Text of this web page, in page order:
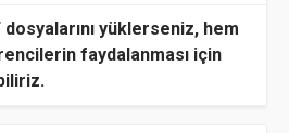
dosyalarını yüklerseniz, hem
faydalanması için